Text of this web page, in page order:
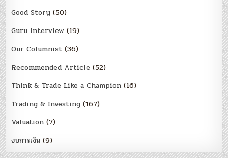
Good Story (50)
Guru Interview (19)
Our Columnist (36)
Recommended Article (52)
Think & Trade Like a Champion (16)
Trading & Investing (167)
Valuation (7)
งบการเงิน (9)